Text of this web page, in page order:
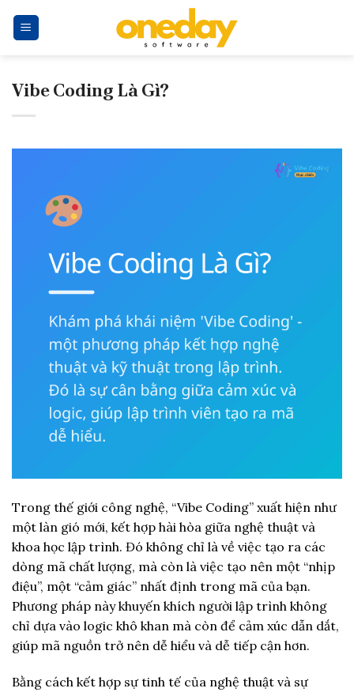
Vibe Coding Là Gì?
Trong thế giới công nghệ, “Vibe Coding” xuất hiện như
một làn gió mới, kết hợp hài hòa giữa nghệ thuật và
khoa học lập trình. Đó không chỉ là về việc tạo ra các
dòng mã chất lượng, mà còn là việc tạo nên một “nhịp
điệu”, một “cảm giác” nhất định trong mã của bạn.
Phương pháp này khuyến khích người lập trình không
chỉ dựa vào logic khô khan mà còn để cảm xúc dẫn dắt,
giúp mã nguồn trở nên dễ hiểu và dễ tiếp cận hơn.
Bằng cách kết hợp sự tinh tế của nghệ thuật và sự